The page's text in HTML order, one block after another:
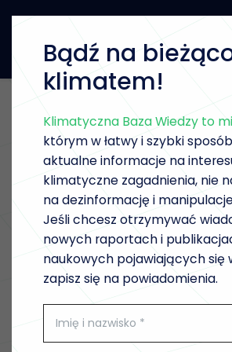
WRÓĆ DO LISTY
Bądź na
klimatem!
Klimatyczna Baza Wiedzy to
którym w łatwy i szybki
aktualne informacje na
klimatyczne zagadnienia, nie
na dezinformację i
Jeśli chcesz otrzymywać
nowych raportach i
naukowych pojawiających się
zapisz się na powiadomienia.